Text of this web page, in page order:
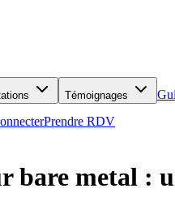
Témoignages
Prendre RDV
bare metal :